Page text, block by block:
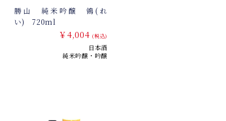
勝山 純米吟醸 鴒(れ
い) 720ml
￥4,004 (税込)
日本酒
純米吟醸・吟醸